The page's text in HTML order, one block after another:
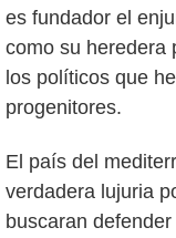
es fundador el
como su heredera
los políticos que
progenitores.
El país del
verdadera lujuria
buscaran